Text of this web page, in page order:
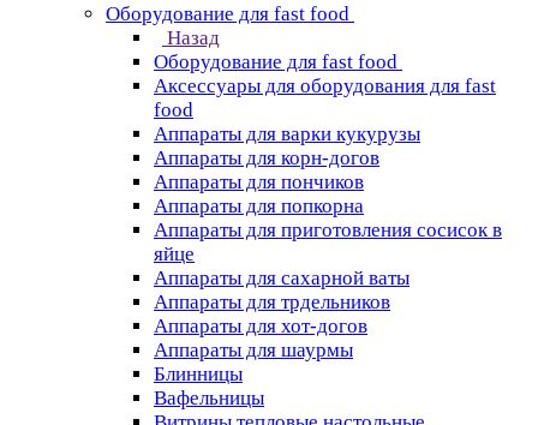
Оборудование для fast food
Назад
Оборудование для fast food
Аксессуары для оборудования для fast
food
Аппараты для варки кукурузы
Аппараты для корн-догов
Аппараты для пончиков
Аппараты для попкорна
Аппараты для приготовления сосисок в
яйце
Аппараты для сахарной ваты
Аппараты для трдельников
Аппараты для хот-догов
Аппараты для шаурмы
Блинницы
Вафельницы